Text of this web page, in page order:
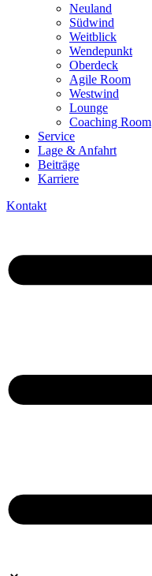
Neuland
Südwind
Weitblick
Wendepunkt
Oberdeck
Agile Room
Westwind
Lounge
Coaching Room
Service
Lage & Anfahrt
Beiträge
Karriere
Kontakt